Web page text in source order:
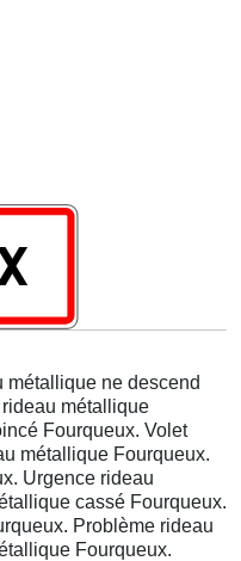
métallique ne descend
métallique
Fourqueux. Volet
métallique Fourqueux.
Urgence rideau
cassé Fourqueux.
Problème rideau
Fourqueux.